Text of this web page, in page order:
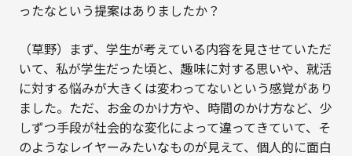
ったなという提案はありましたか？
（草野）まず、学生が考えている内容を見させていただ
いて、私が学生だった頃と、趣味に対する思いや、就活
に対する悩みが大きくは変わってないという感覚があり
ました。ただ、お金のかけ方や、時間のかけ方など、少
しずつ手段が社会的な変化によって違ってきていて、そ
のようなレイヤーみたいなものが見えて、個人的に面白